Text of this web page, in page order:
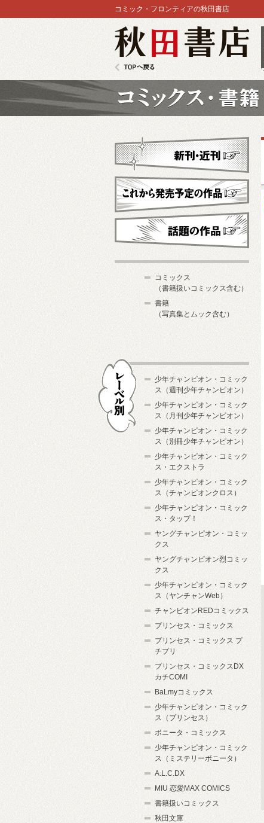
コミック・フロンティアの秋田書店
新刊・近刊
これから発売予定
コミックス
（書籍扱いコミックス含む）
書籍
（写真集とムック含む）
少年チャンピオン・コミック
ス（週刊少年チャンピオン）
少年チャンピオン・コミック
ス（月刊少年チャンピオン）
少年チャンピオン・コミック
ス（別冊少年チャンピオン）
少年チャンピオン・コミック
ス・エクストラ
少年チャンピオン・コミック
ス（チャンピオンクロス）
少年チャンピオン・コミック
ス・タップ！
ヤングチャンピオン・コミッ
クス
ヤングチャンピオン烈コミッ
クス
少年チャンピオン・コミック
ス（ヤンチャンWeb）
チャンピオンREDコミックス
プリンセス・コミックス
プリンセス・コミックス プ
チプリ
プリンセス・コミックスDX
カチCOMI
BaLmyコミックス
少年チャンピオン・コミック
ス（プリンセス）
ボニータ・コミックス
少年チャンピオン・コミック
ス（ミステリーボニータ）
A.L.C.DX
MIU 恋愛MAX COMICS
書籍扱いコミックス
秋田文庫